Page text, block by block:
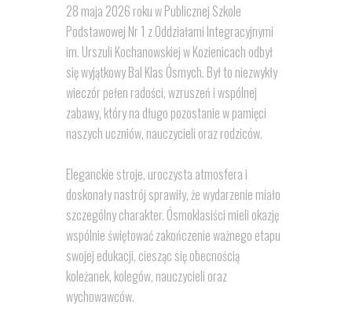
28 maja 2026 roku w Publicznej Szkole
Podstawowej Nr 1 z Oddziałami Integracyjnymi
im. Urszuli Kochanowskiej w Kozienicach odbył
się wyjątkowy Bal Klas Ósmych. Był to niezwykły
wieczór pełen radości, wzruszeń i wspólnej
zabawy, który na długo pozostanie w pamięci
naszych uczniów, nauczycieli oraz rodziców.
Eleganckie stroje, uroczysta atmosfera i
doskonały nastrój sprawiły, że wydarzenie miało
szczególny charakter. Ósmoklasiści mieli okazję
wspólnie świętować zakończenie ważnego etapu
swojej edukacji, ciesząc się obecnością
koleżanek, kolegów, nauczycieli oraz
wychowawców.